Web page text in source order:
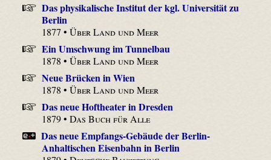
Das physikalische Institut der kgl. Universität zu
Berlin
1877 •Über Land und Meer
Ein Umschwung im Tunnelbau
1878 •Über Land und Meer
Neue Brücken in Wien
1878 •Über Land und Meer
Das neue Hoftheater in Dresden
1879 •Das Buch für Alle
Das neue Empfangs-Gebäude der Berlin-
Anhaltischen Eisenbahn in Berlin